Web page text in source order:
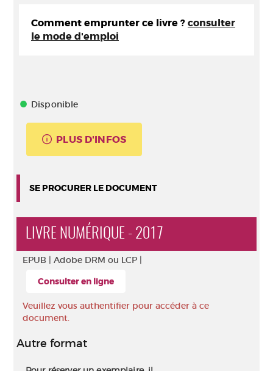
Comment emprunter ce livre ? consulter
le mode d'emploi
Disponible
PLUS D'INFOS
SE PROCURER LE DOCUMENT
LIVRE NUMÉRIQUE - 2017
EPUB | Adobe DRM ou LCP |
Consulter en ligne
Veuillez vous authentifier pour accéder à ce
document.
Autre format